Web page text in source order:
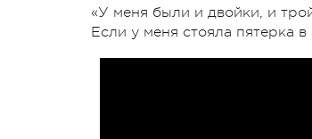
«У меня были и двойки, и
Если у меня стояла пятерка